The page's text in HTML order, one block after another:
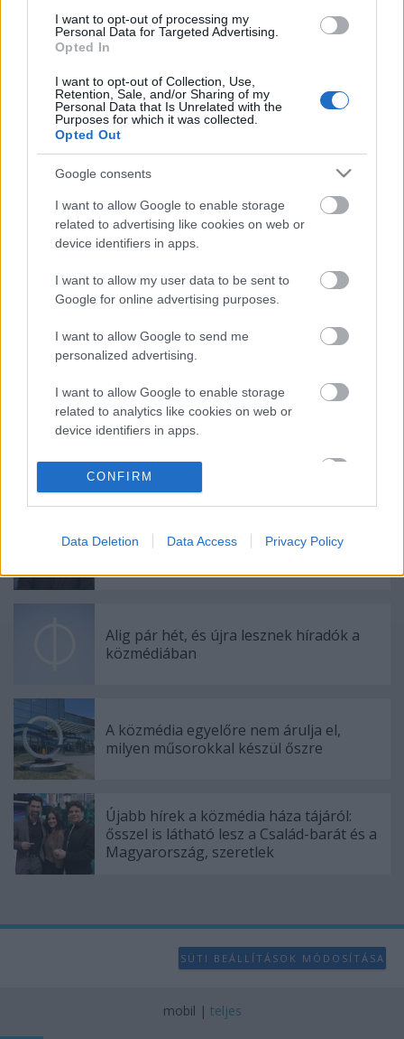
I want to opt-out of processing my
Personal Data for Targeted Advertising.
Opted In
I want to opt-out of Collection, Use,
Retention, Sale, and/or Sharing of my
Personal Data that Is Unrelated with the
Purposes for which it was collected.
Opted Out
Google consents
I want to allow Google to enable storage
related to advertising like cookies on web or
device identifiers in apps.
I want to allow my user data to be sent to
Google for online advertising purposes.
I want to allow Google to send me
personalized advertising.
I want to allow Google to enable storage
related to analytics like cookies on web or
device identifiers in apps.
I want to allow Google to enable storage
related to personalization.
I want to allow Google to enable storage
user protection.
CONFIRM
Data Deletion Data Access Privacy Policy
Ha mindez igaz, akkor a Forma-1-es követítések
mellett mégis lesz egy másik "kiemelt" bajnokság,
amit a következő években adhat a megújuló Magyar
Televízió.
A többit meg majd meglátjuk.
Fotó: MTVA Sajtószoba
További tartalmakFacebook
csatornánkon.
Kövess minket ott is!
Címkék:foci magyar foci MTVA MTV NB I
Ajánlott bejegyzések:
Megvan a megállapodás: a következő
idényben is marad a magyar foci a
köztévénél
Borsa Miklós lesz az M1 Híradó új arca
Alig pár hét, és újra lesznek híradók a
közmédiában
A közmédia egyelőre nem árulja el,
milyen műsorokkal készül őszre
Újabb hírek a közmédia háza tájáról:
ősszel is látható lesz a Család-barát és a
Magyarország, szeretlek
SÜTI BEÁLLÍTÁSOK MÓDOSÍTÁSA
mobil | teljes